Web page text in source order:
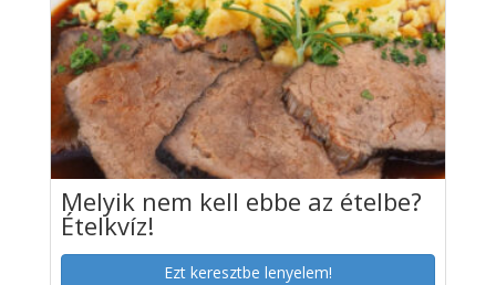
Melyik nem kell ebbe az ételbe?
Ételkvíz!
Ezt keresztbe lenyelem!